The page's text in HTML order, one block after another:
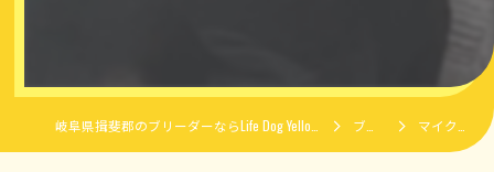
ブログ マイク君🐾